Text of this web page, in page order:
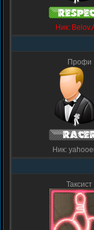
Ник:
Профи
Ник:
Таксист